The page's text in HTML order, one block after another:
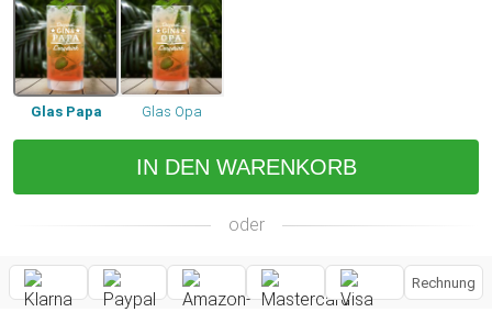
Glas Papa Glas Opa
IN DEN WARENKORB
oder
Rechnung